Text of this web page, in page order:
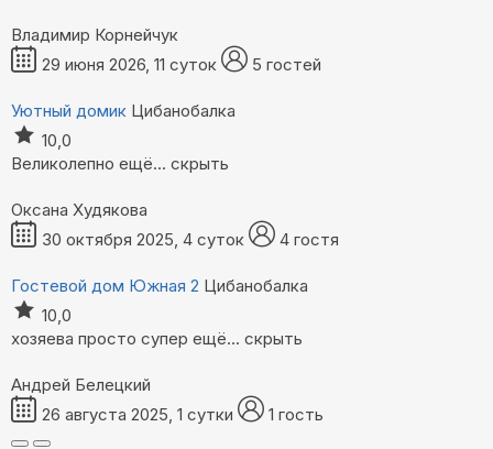
Владимир Корнейчук
29 июня 2026, 11 суток
5 гостей
Уютный домик Цибанобалка
10,0
Великолепно ещё... скрыть
Оксана Худякова
30 октября 2025, 4 суток
4 гостя
Гостевой дом Южная 2 Цибанобалка
10,0
хозяева просто супер ещё... скрыть
Андрей Белецкий
26 августа 2025, 1 сутки
1 гость